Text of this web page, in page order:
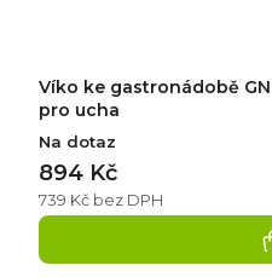
Víko ke gastronádobě
pro ucha
Na dotaz
739 Kč bez DPH
894 Kč